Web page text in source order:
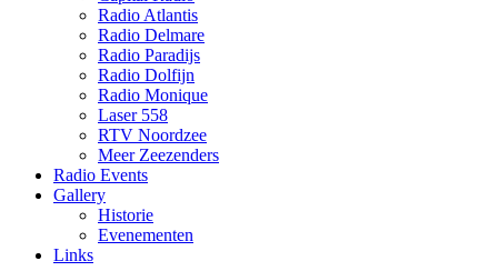
Radio Atlantis
Radio Delmare
Radio Paradijs
Radio Dolfijn
Radio Monique
Laser 558
RTV Noordzee
Meer Zeezenders
Radio Events
Gallery
Historie
Evenementen
Links